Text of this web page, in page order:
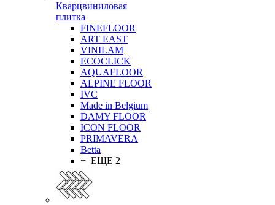
Кварцвиниловая
плитка
FINEFLOOR
ART EAST
VINILAM
ECOCLICK
AQUAFLOOR
ALPINE FLOOR
IVC
Made in Belgium
DAMY FLOOR
ICON FLOOR
PRIMAVERA
Betta
+ ЕЩЕ 2